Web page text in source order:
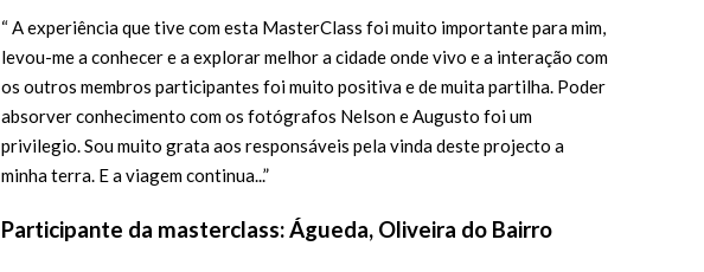
“ A experiência que tive com esta MasterClass foi muito importante para mim,
levou-me a conhecer e a explorar melhor a cidade onde vivo e a interação com
os outros membros participantes foi muito positiva e de muita partilha. Poder
absorver conhecimento com os fotógrafos Nelson e Augusto foi um
privilegio. Sou muito grata aos responsáveis pela vinda deste projecto a
minha terra. E a viagem continua...”
Participante da masterclass: Águeda, Oliveira do Bairro